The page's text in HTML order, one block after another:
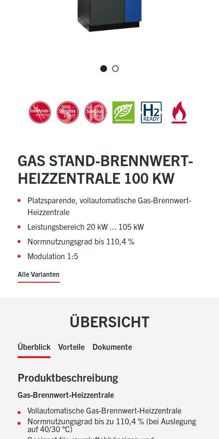
GAS STAND-BRENNWERT-
HEIZZENTRALE 100 KW
Platzsparende, vollautomatische Gas-Brennwert-
Heizzentrale
Leistungsbereich 20 kW ... 105 kW
Normnutzungsgrad bis 110,4 %
Modulation 1:5
Alle Varianten
ÜBERSICHT
Überblick Vorteile Dokumente
Produktbeschreibung
Gas-Brennwert-Heizzentrale
Vollautomatische Gas-Brennwert-Heizzentrale
Normnutzungsgrad bis zu 110,4 % (bei Auslegung
auf 40/30 °C)